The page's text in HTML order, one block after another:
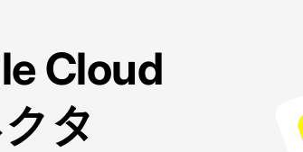
Documentation
Learn how to install, set up, and
move data the way your stack
Cloud
タ